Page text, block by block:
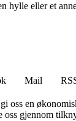
eller et
Mail
oss en
gjennom